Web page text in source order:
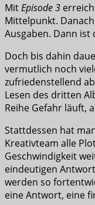
MitEpisode 3
Mittelpunkt.
Ausgaben. Dann ist
Doch bis dahin
vermutlich noch
zufriedenstellend
Lesen des dritten
Reihe Gefahr läuft,
Stattdessen hat
Kreativteam alle
Geschwindigkeit
eindeutigen
werden so
eine Antwort, eine